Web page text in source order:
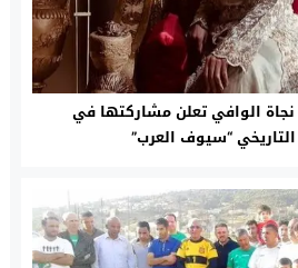
نجاة الوافي تعلن مشاركتها في
“سيوف العرب”